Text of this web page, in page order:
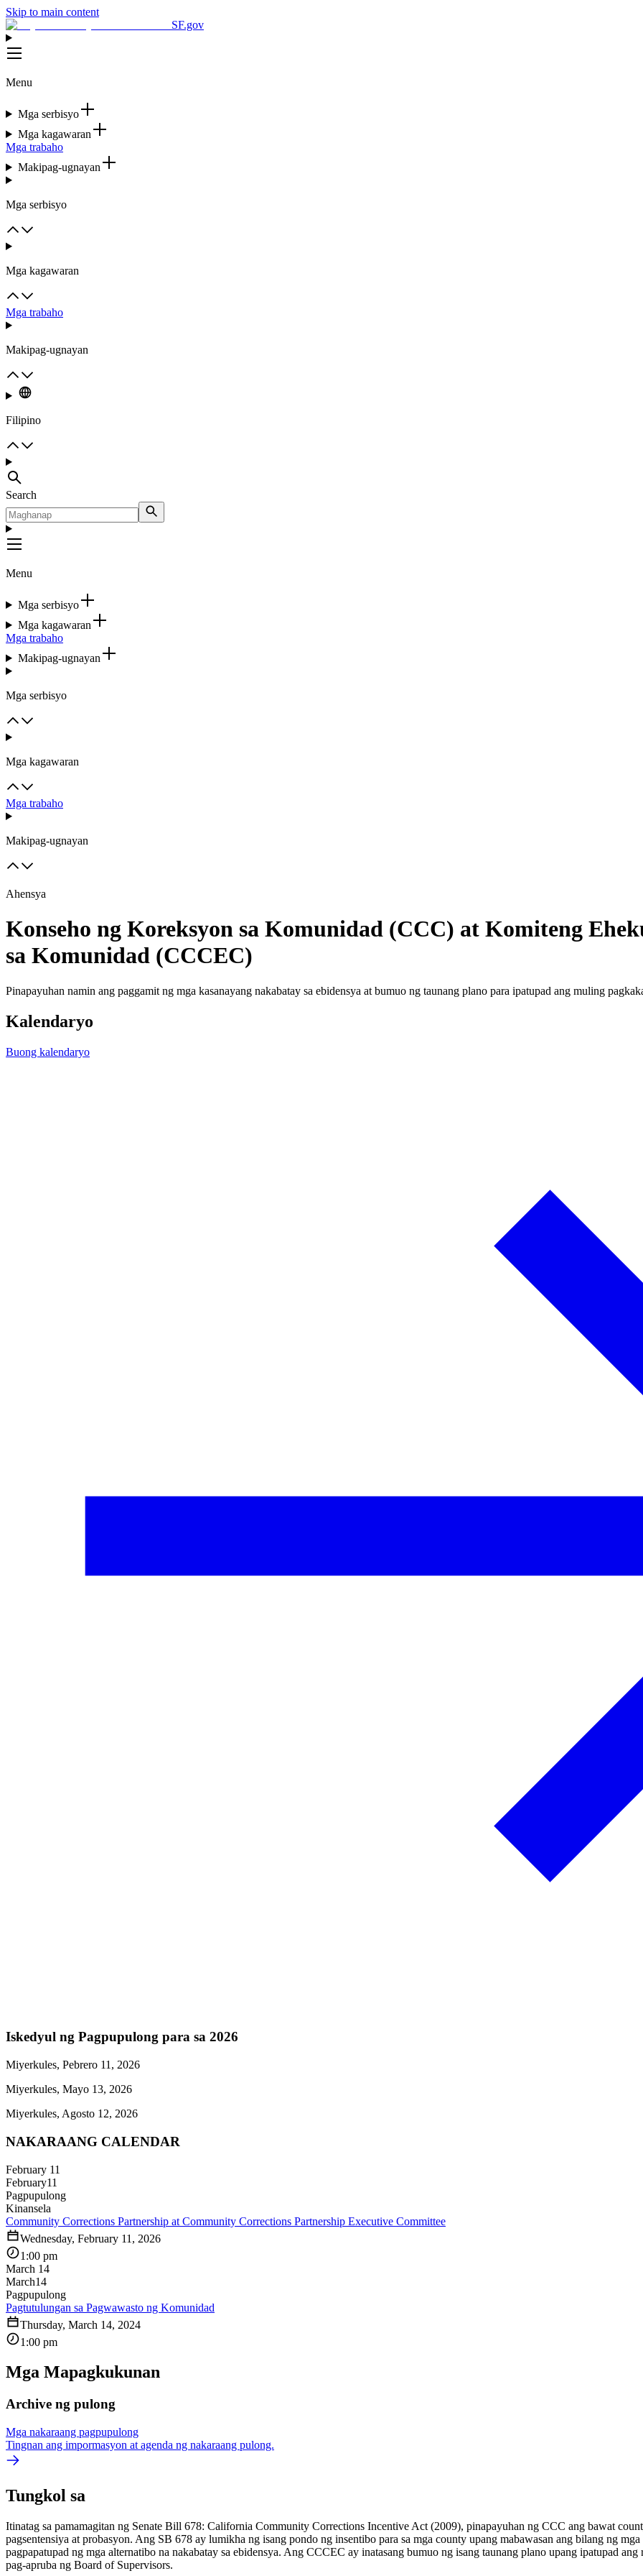
Skip to main content
SF.gov
Menu
Mga serbisyo
Mga kagawaran
Mga trabaho
Makipag-ugnayan
Mga serbisyo
Mga kagawaran
Mga trabaho
Makipag-ugnayan
Filipino
Search
Menu
Mga serbisyo
Mga kagawaran
Mga trabaho
Makipag-ugnayan
Mga serbisyo
Mga kagawaran
Mga trabaho
Makipag-ugnayan
Ahensya
Konseho ng Koreksyon sa Komunidad (CCC) at Komiteng
sa Komunidad (CCCEC)
Pinapayuhan namin ang paggamit ng mga kasanayang nakabatay sa ebidensya at bumuo ng taunang plano para ipatupad ang muling
Kalendaryo
Buong kalendaryo
Iskedyul ng Pagpupulong para sa 2026
Miyerkules, Pebrero 11, 2026
Miyerkules, Mayo 13, 2026
Miyerkules, Agosto 12, 2026
NAKARAANG CALENDAR
February 11
February11
Pagpupulong
Kinansela
Community Corrections Partnership at Community Corrections Partnership Executive Committee
Wednesday, February 11, 2026
1:00 pm
March 14
March14
Pagpupulong
Pagtutulungan sa Pagwawasto ng Komunidad
Thursday, March 14, 2024
1:00 pm
Mga Mapagkukunan
Archive ng pulong
Mga nakaraang pagpupulong
Tingnan ang impormasyon at agenda ng nakaraang pulong.
Tungkol sa
Itinatag sa pamamagitan ng Senate Bill 678: California Community Corrections Incentive Act (2009), pinapayuhan ng CCC ang bawat
pagsentensiya at probasyon. Ang SB 678 ay lumikha ng isang pondo ng insentibo para sa mga county upang mabawasan ang bilang ng
pagpapatupad ng mga alternatibo na nakabatay sa ebidensya. Ang CCCEC ay inatasang bumuo ng isang taunang plano upang ipatupad
pag-apruba ng Board of Supervisors.